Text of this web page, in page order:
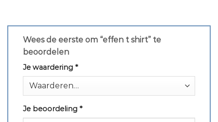
Wees de eerste om “effen t shirt” te
beoordelen
Je waardering *
Je beoordeling *